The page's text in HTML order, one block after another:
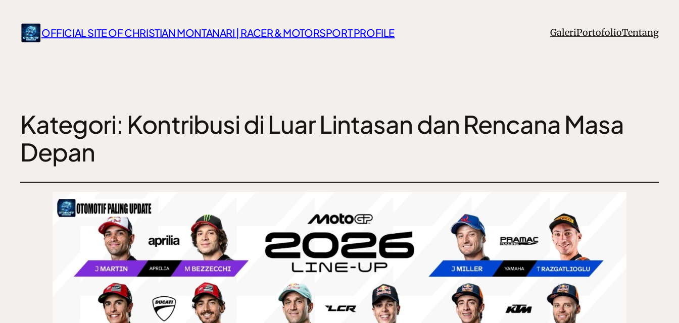
OFFICIAL SITE OF CHRISTIAN MONTANARI | RACER & MOTORSPORT PROFILE GaleriPortofolioTentang
Kategori: Kontribusi di Luar Lintasan dan Rencana Masa
Depan